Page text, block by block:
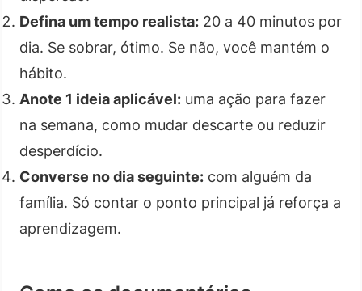
Defina um tempo realista: 20 a 40 minutos por
dia. Se sobrar, ótimo. Se não, você mantém o
hábito.
Anote 1 ideia aplicável: uma ação para fazer
na semana, como mudar descarte ou reduzir
desperdício.
Converse no dia seguinte: com alguém da
família. Só contar o ponto principal já reforça a
aprendizagem.